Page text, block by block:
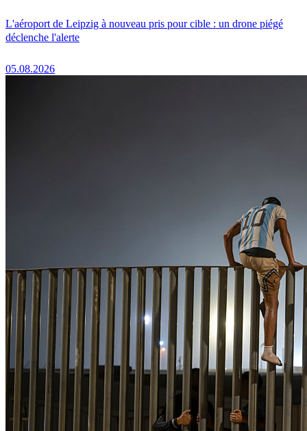
L'aéroport de Leipzig à nouveau pris pour cible : un drone piégé
déclenche l'alerte
05.08.2026